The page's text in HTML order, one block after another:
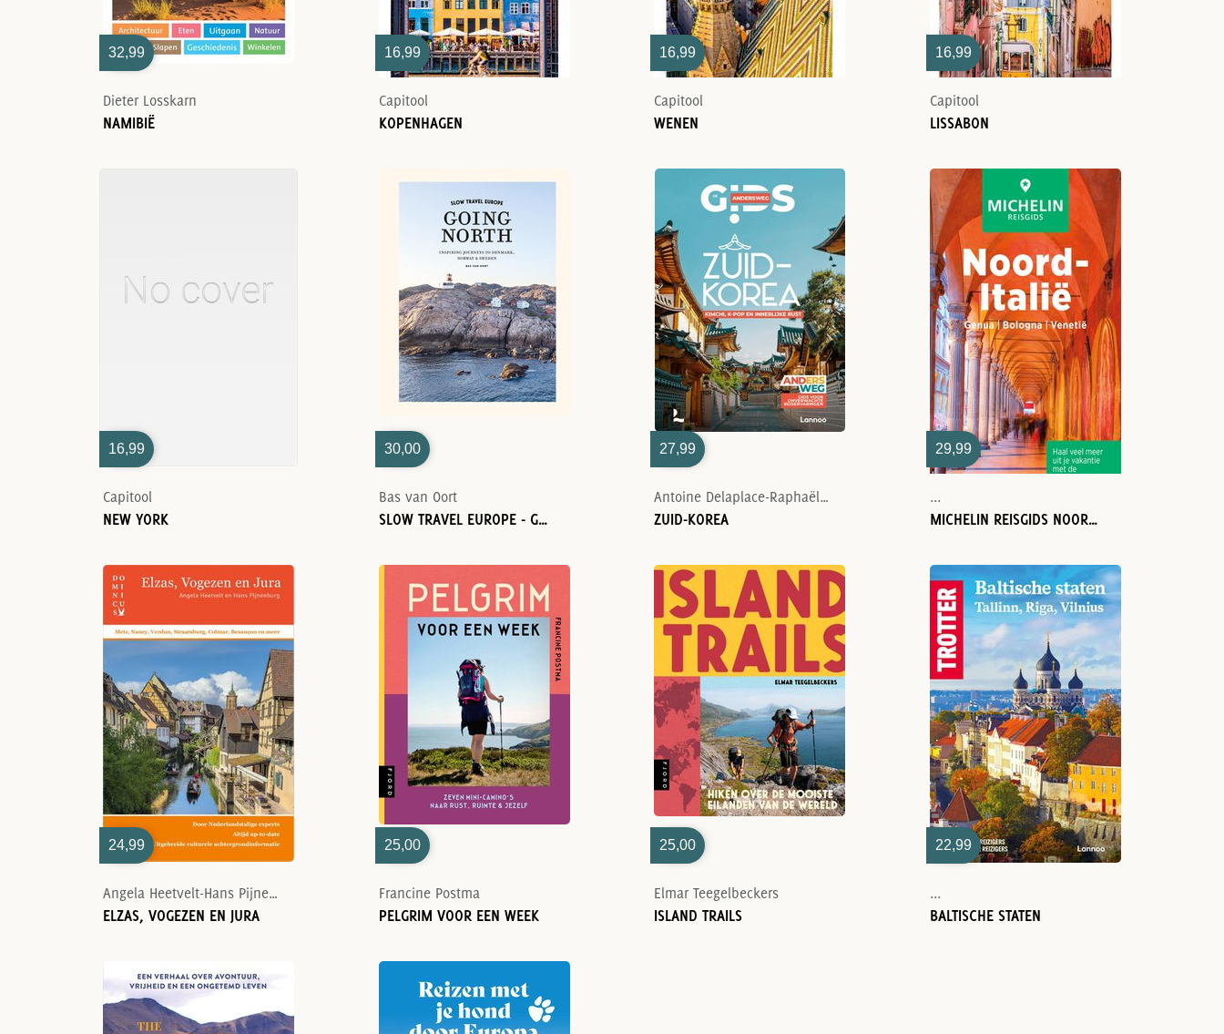
32,99
Dieter Losskarn
NAMIBIË
16,99
Capitool
KOPENHAGEN
16,99
Capitool
WENEN
16,99
Capitool
LISSABON
16,99
Capitool
NEW YORK
30,00
Bas van Oort
SLOW TRAVEL EUROPE - GOING NORTH
27,99
Antoine Delaplace-Raphaël de Casabianca
ZUID-KOREA
29,99
...
MICHELIN REISGIDS NOORD-ITALIË
24,99
Angela Heetvelt-Hans Pijnenburg
ELZAS, VOGEZEN EN JURA
25,00
Francine Postma
PELGRIM VOOR EEN WEEK
25,00
Elmar Teegelbeckers
ISLAND TRAILS
22,99
...
BALTISCHE STATEN